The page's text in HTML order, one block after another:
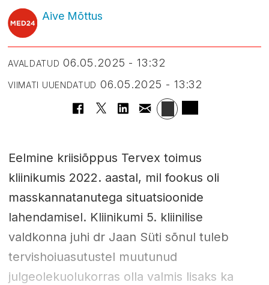
Aive Mõttus
AVALDATUD 06.05.2025 - 13:32
VIIMATI UUENDATUD 06.05.2025 - 13:32
Eelmine kriisiõppus Tervex toimus
kliinikumis 2022. aastal, mil fookus oli
masskannatanutega situatsioonide
lahendamisel. Kliinikumi 5. kliinilise
valdkonna juhi dr Jaan Süti sõnul tuleb
tervishoiuasutustel muutunud
julgeolekuolukorras olla valmis lisaks ka